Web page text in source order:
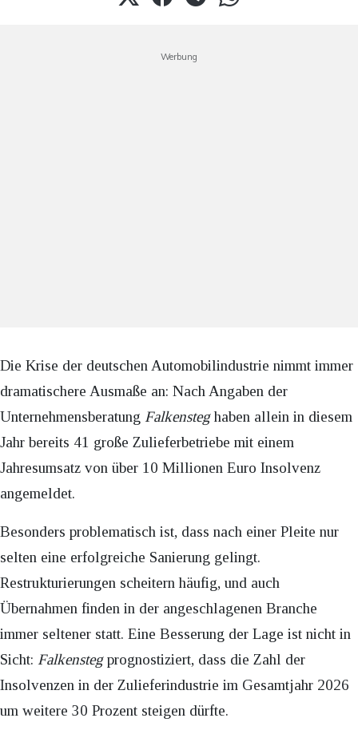
Werbung
Die Krise der deutschen Automobilindustrie nimmt immer
dramatischere Ausmaße an: Nach Angaben der
Unternehmensberatung Falkensteghaben allein in diesem
Jahr bereits 41 große Zulieferbetriebe mit einem
Jahresumsatz von über 10 Millionen Euro Insolvenz
angemeldet.
Besonders problematisch ist, dass nach einer Pleite nur
selten eine erfolgreiche Sanierung gelingt.
Restrukturierungen scheitern häufig, und auch
Übernahmen finden in der angeschlagenen Branche
immer seltener statt. Eine Besserung der Lage ist nicht in
Sicht: Falkenstegprognostiziert, dass die Zahl der
Insolvenzen in der Zulieferindustrie im Gesamtjahr 2026
um weitere 30 Prozent steigen dürfte.